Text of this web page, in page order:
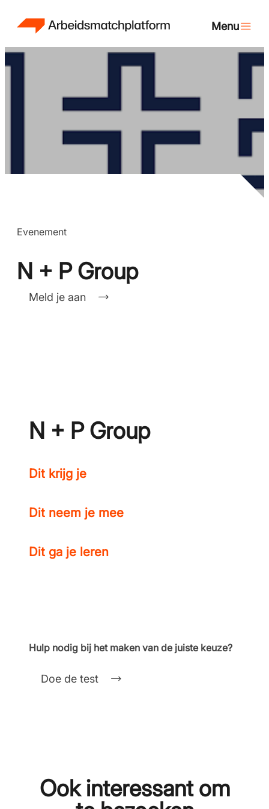
Evenement
N + P Group
Meld je aan
N + P Group
Dit krijg je
Dit neem je mee
Dit ga je leren
Hulp nodig bij het maken van de juiste keuze?
Doe de test
Ook interessant om